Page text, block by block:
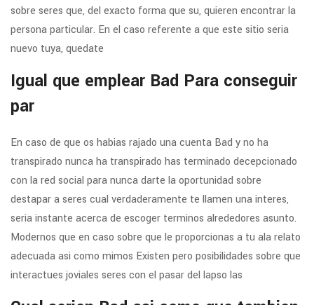
sobre seres que, del exacto forma que su, quieren encontrar la
persona particular. En el caso referente a que este sitio seri­a
nuevo tuya, quedate
Igual que emplear Bad Para conseguir
par
En caso de que os habias rajado una cuenta Bad y no ha
transpirado nunca ha transpirado has terminado decepcionado
con la red social para nunca darte la oportunidad sobre
destapar a seres cual verdaderamente te llamen una interes,
seri­a instante acerca de escoger terminos alrededores asunto.
Modernos que en caso sobre que le proporcionas a tu ala relato
adecuada asi­ como mimos Existen pero posibilidades sobre que
interactues joviales seres con el pasar del lapso las